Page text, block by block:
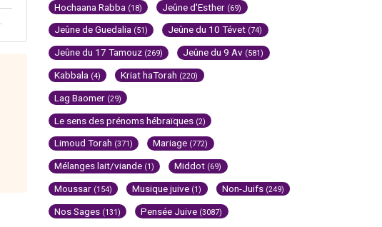
Hochaana Rabba (18) Jeûne d'Esther (69)
Jeûne de Guedalia (51) Jeûne du 10 Tévet (74)
Jeûne du 17 Tamouz (269) Jeûne du 9 Av (581)
Kabbala (4) Kriat haTorah (220)
Lag Baomer (29)
Le sens des prénoms hébraïques (2)
Limoud Torah (371) Mariage (772)
Mélanges lait/viande (1) Middot (69)
Moussar (154) Musique juive (1) Non-Juifs (249)
Nos Sages (131) Pensée Juive (3087)